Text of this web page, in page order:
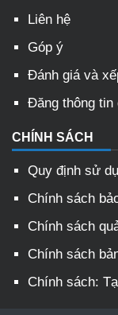
Liên hệ
Góp ý
Đánh giá và
Đăng thông tin
CHÍNH SÁCH
Quy định sử
Chính sách
Chính sách
Chính sách
Chính sách: